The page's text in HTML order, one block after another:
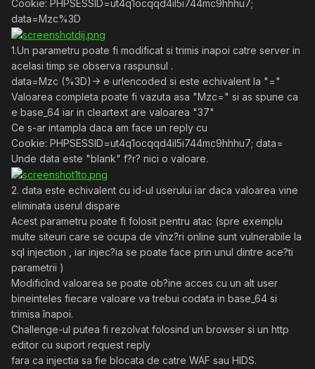
Cookie: PHPSESSID=ut4q1ocqqd4il5i744mc9hhhu7;
data=Mzc%3D
1.Un parametru poate fi modificat si trimis inapoi catre server in
acelasi timp se observa raspunsul .
data=Mzc (%3D)-> e urlencoded si este echivalent la "="
Valoarea completa poate fi vazuta asa "Mzc=" si as spune ca
e base_64 iar in cleartext are valoarea "37"
Ce s-ar intampla daca am face un reply cu
Cookie: PHPSESSID=ut4q1ocqqd4il5i744mc9hhhu7; data=
Unde data este "blank" f?r? nici o valoare.
2. data este echivalent cu id-ul userului iar daca valoarea vine
eliminata userul dispare
Acest parametru poate fi folosit pentru atac (spre exemplu
multe siteuri care se ocupa de vînz?ri online sunt vulnerabile la
sql injection , iar injec?ia se poate face prin unul dintre ace?ti
parametrii )
Modificînd valoarea se poate ob?ine acces cu un alt user
bineinteles fiecare valoare va trebui codata in base_64 si
trimisa înapoi.
Challenge-ul putea fi rezolvat folosind un browser si un http
editor cu suport request reply
fara ca injectia sa fie blocata de catre WAF sau HIDS.